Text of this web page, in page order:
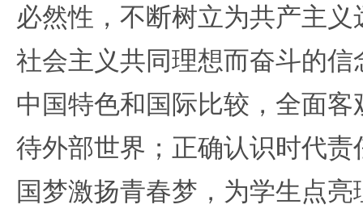
必然性，不断树立为共产主
社会主义共同理想而奋斗的
中国特色和国际比较，全面
待外部世界；正确认识时代
国梦激扬青春梦，为学生点